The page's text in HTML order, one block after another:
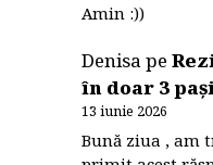
Amin :))
Denisape
în doar 3
13 iunie 2026
Bună ziua , am